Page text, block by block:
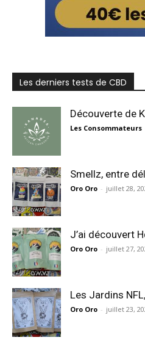
Les derniers tests de CBD
Découverte de
Les Consommateurs
Smellz, entre
Oro Oro - juillet 28,
J’ai découvert
Oro Oro - juillet 27,
Les Jardins
Oro Oro - juillet 23,